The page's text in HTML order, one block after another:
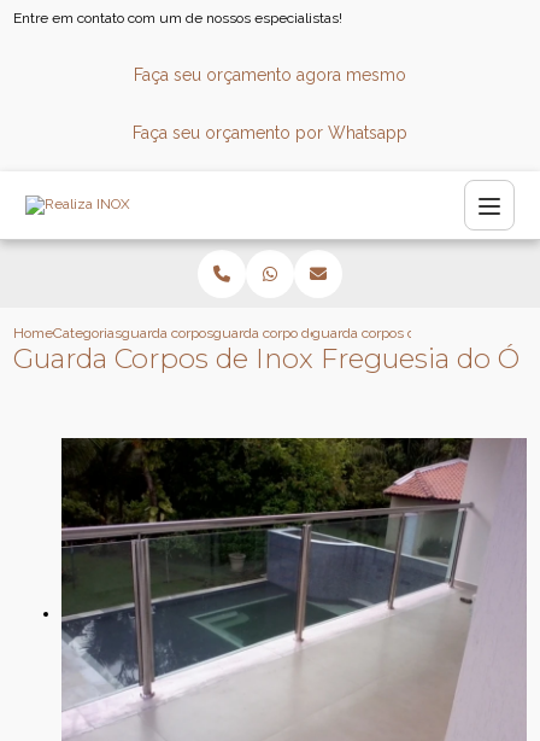
Entre em contato com um de nossos especialistas!
Faça seu orçamento agora mesmo
Faça seu orçamento por Whatsapp
HomeCategoriasguarda corposguarda corpo de vidroguarda corpos de inox freguesia
Guarda Corpos de Inox Freguesia do Ó